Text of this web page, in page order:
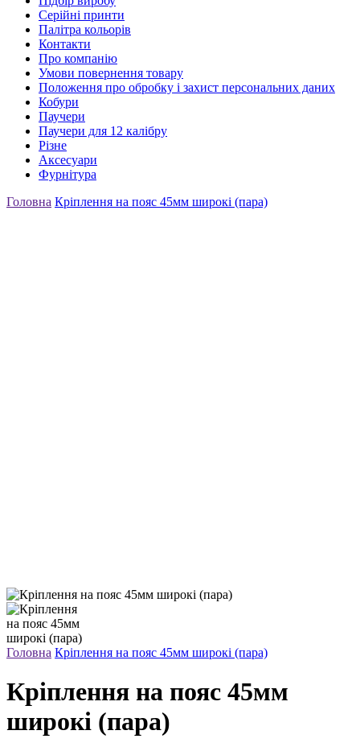
Серійні принти
Палітра кольорів
Контакти
Про компанію
Умови повернення товару
Положення про обробку і захист персональних даних
Кобури
Паучери
Паучери для 12 калібру
Різне
Аксесуари
Фурнітура
Головна Кріплення на пояс 45мм широкі (пара)
Головна Кріплення на пояс 45мм широкі (пара)
Кріплення на пояс 45мм
широкі (пара)